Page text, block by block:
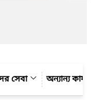
সেবা অন্যান্য